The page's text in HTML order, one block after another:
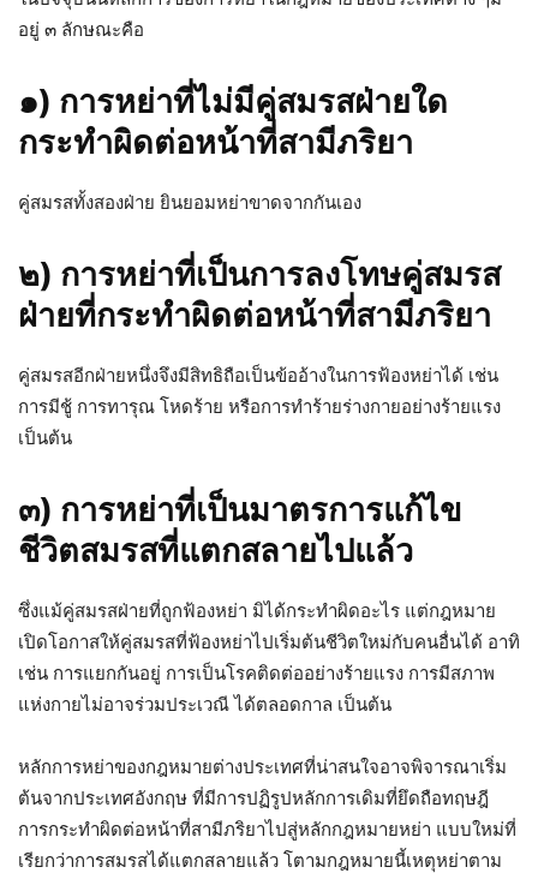
อยู่ ๓ ลักษณะคือ
๑) การหย่าที่ไม่มีคู่สมรสฝ่ายใด
กระทำผิดต่อหน้าที่สามีภริยา
คู่สมรสทั้งสองฝ่าย ยินยอมหย่าขาดจากกันเอง
๒) การหย่าที่เป็นการลงโทษคู่สมรส
ฝ่ายที่กระทำผิดต่อหน้าที่สามีภริยา
คู่สมรสอีกฝ่ายหนึ่งจึงมีสิทธิถือเป็นข้ออ้างในการฟ้องหย่าได้ เช่น
การมีชู้ การทารุณ โหดร้าย หรือการทำร้ายร่างกายอย่างร้ายแรง
เป็นต้น
๓) การหย่าที่เป็นมาตรการแก้ไข
ชีวิตสมรสที่แตกสลายไปแล้ว
ซึ่งแม้คู่สมรสฝ่ายที่ถูกฟ้องหย่า มิได้กระทำผิดอะไร แต่กฎหมาย
เปิดโอกาสให้คู่สมรสที่ฟ้องหย่าไปเริ่มต้นชีวิตใหม่กับคนอื่นได้ อาทิ
เช่น การแยกกันอยู่ การเป็นโรคติดต่ออย่างร้ายแรง การมีสภาพ
แห่งกายไม่อาจร่วมประเวณี ได้ตลอดกาล เป็นต้น
หลักการหย่าของกฎหมายต่างประเทศที่น่าสนใจอาจพิจารณาเริ่ม
ต้นจากประเทศอังกฤษ ที่มีการปฏิรูปหลักการเดิมที่ยึดถือทฤษฎี
การกระทำผิดต่อหน้าที่สามีภริยาไปสู่หลักกฎหมายหย่า แบบใหม่ที่
เรียกว่าการสมรสได้แตกสลายแล้ว โตามกฎหมายนี้เหตุหย่าตาม